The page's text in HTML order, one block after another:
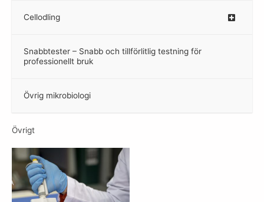
Cellodling
–
Snabbtester – Snabb och tillförlitlig testning för
professionellt bruk
–
Övrig mikrobiologi
–
Övrigt